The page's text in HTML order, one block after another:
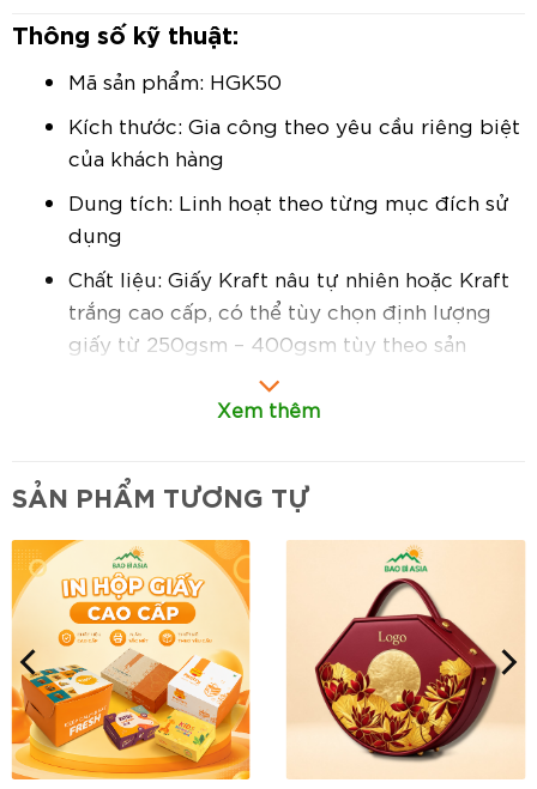
Thông số kỹ thuật:
Mã sản phẩm: HGK50
Kích thước: Gia công theo yêu cầu riêng biệt
của khách hàng
Dung tích: Linh hoạt theo từng mục đích sử
dụng
Chất liệu: Giấy Kraft nâu tự nhiên hoặc Kraft
trắng cao cấp, có thể tùy chọn định lượng
giấy từ 250gsm – 400gsm tùy theo sản
Cấu tạo: Đa dạng thiết kế như hộp vuông,
hộp có quai xách, hộp phủ chống thấm dầu
mỡ…
In ấn: Hỗ trợ in logo, slogan, họa tiết hoặc
thiết kế nhận diện thương hiệu theo yêu cầu
Đặc điểm nổi bật:
Thiết kế theo yêu cầu riêng biệt:gia công
hộp Kraft với mọi kích thước, kiểu dáng và
mẫu mã phù hợp với từng ngành nghề, từng
Xem thêm
SẢN PHẨM TƯƠNG TỰ